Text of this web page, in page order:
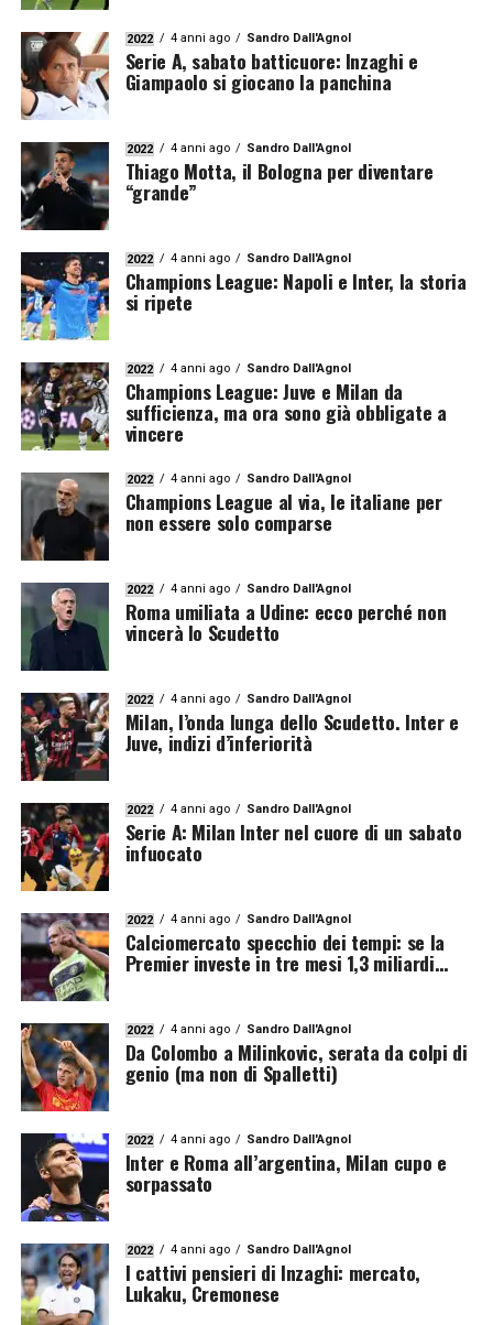
2022 4 anni ago Sandro Dall'Agnol
Serie A, sabato batticuore: Inzaghi e
Giampaolo si giocano la panchina
2022 4 anni ago Sandro Dall'Agnol
Thiago Motta, il Bologna per diventare
“grande”
2022 4 anni ago Sandro Dall'Agnol
Champions League: Napoli e Inter, la storia
si ripete
2022 4 anni ago Sandro Dall'Agnol
Champions League: Juve e Milan da
sufficienza, ma ora sono già obbligate a
vincere
2022 4 anni ago Sandro Dall'Agnol
Champions League al via, le italiane per
non essere solo comparse
2022 4 anni ago Sandro Dall'Agnol
Roma umiliata a Udine: ecco perché non
vincerà lo Scudetto
2022 4 anni ago Sandro Dall'Agnol
Milan, l’onda lunga dello Scudetto. Inter e
Juve, indizi d’inferiorità
2022 4 anni ago Sandro Dall'Agnol
Serie A: Milan Inter nel cuore di un sabato
infuocato
2022 4 anni ago Sandro Dall'Agnol
Calciomercato specchio dei tempi: se la
Premier investe in tre mesi 1,3 miliardi…
2022 4 anni ago Sandro Dall'Agnol
Da Colombo a Milinkovic, serata da colpi di
genio (ma non di Spalletti)
2022 4 anni ago Sandro Dall'Agnol
Inter e Roma all’argentina, Milan cupo e
sorpassato
2022 4 anni ago Sandro Dall'Agnol
I cattivi pensieri di Inzaghi: mercato,
Lukaku, Cremonese